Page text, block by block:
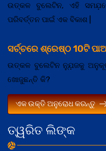
ତ୍ୱରିତ ଲିଙ୍କ
ଉତ୍କଳ ବୁଲେଟିନ, ଏହି
ପରିବର୍ତ୍ତନ ପାଇଁ ଏକ ବିକାଶ |
ସର୍ଚ୍ଚରେ ଶ୍ରେଷ୍ଠ 10ଟି
ଉତ୍କଳ ବୁଲେଟିନ ନ୍ଯ଼ୁଜକୁ ଅନୁକୂଳ
ଖୋଜୁଛନ୍ତି କି?
ଏକ ଉକ୍ତି ଅନୁରୋଧ କରନ୍ତୁ